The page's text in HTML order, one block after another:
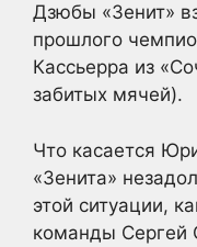
Дзюбы «Зенит»
прошлого
Кассьерра из
забитых мячей).
Что касается
«Зенита»
этой ситуации,
команды Сергей